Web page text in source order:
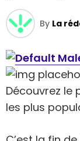
By La
Découvrez le
les plus